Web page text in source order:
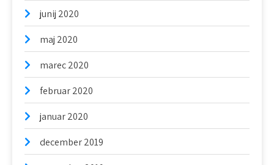
junij 2020
maj 2020
marec 2020
februar 2020
januar 2020
december 2019